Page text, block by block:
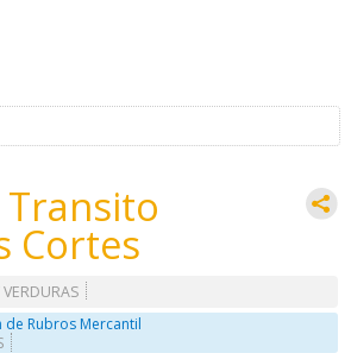
Transito
Cortes
Rubros Mercantil